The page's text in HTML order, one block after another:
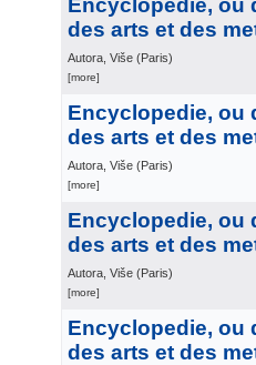
Encyclopedie, ou
des arts et des
Autora, Više (Paris)
[more]
Encyclopedie, ou
des arts et des
Autora, Više (Paris)
[more]
Encyclopedie, ou
des arts et des
Autora, Više (Paris)
[more]
Encyclopedie, ou
des arts et des